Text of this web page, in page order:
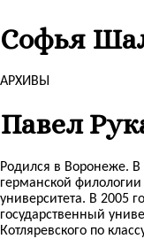
Софья
АРХИВЫ
Павел
Родился в Воронеже. В
германской филологии
университета. В 2005
государственный
Котляревского по